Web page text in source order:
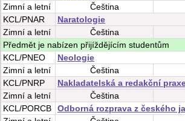
Zimní a letní Čeština
KCL/PNAR
Naratologie
Zimní a letní Čeština
Předmět je nabízen přijíždějícím studentům
KCL/PNEO
Neologie
Zimní a letní Čeština
KCL/PNRP
Nakladatelská a redakční
Zimní a letní Čeština
KCL/PORCB
Odborná rozprava z českého